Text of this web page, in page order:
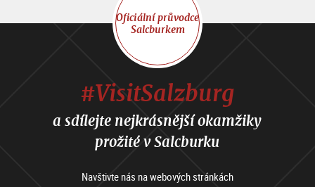
Oficiální průvodce
Salcburkem
#VisitSalzburg
a sdílejte nejkrásnější okamžiky
prožité v Salcburku
Navštivte nás na webových stránkách